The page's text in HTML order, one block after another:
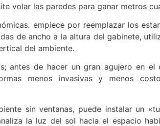
volar las paredes para ganar metros
empiece por reemplazar los
de ancho a la altura del gabinete,
del ambiente.
antes de hacer un gran agujero en
menos invasivas y menos
sin ventanas, puede instalar un
la luz del sol hacia el espacio